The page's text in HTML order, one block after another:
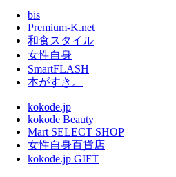
bis
Premium-K.net
和食スタイル
女性自身
SmartFLASH
本がすき。
kokode.jp
kokode Beauty
Mart SELECT SHOP
女性自身百貨店
kokode.jp GIFT